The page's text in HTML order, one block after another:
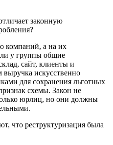
законную
компаний, а на их
у группы общие
сайт, клиенты и
искусственно
для сохранения льготных
схемы. Закон не
юрлиц, но они должны
что реструктуризация была